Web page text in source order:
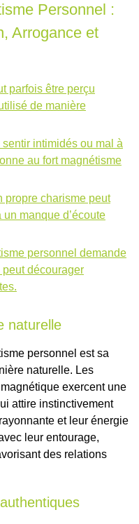
Personnel :
Arrogance et
parfois être perçu
de manière
intimidés ou mal à
au fort magnétisme
propre charisme peut
manque d’écoute
personnel demande
peut décourager
naturelle
personnel est sa
naturelle. Les
exercent une
attire instinctivement
et leur énergie
leur entourage,
des relations